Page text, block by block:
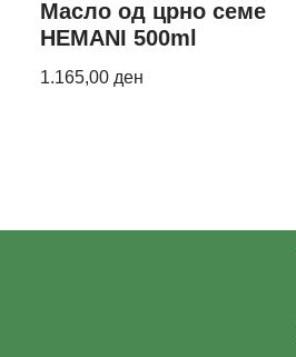
Масло од црно семе
HEMANI 500ml
1.165,00 ден